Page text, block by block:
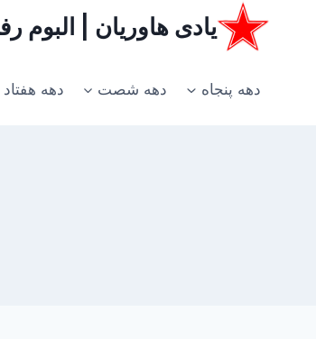
یادی هاوریان | البوم
دهه پنجاه دهه شصت دهه هفتاد